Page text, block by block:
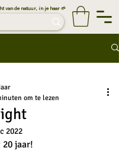
van de natuur, in je haar 🌱
om te lezen
2022
jaar!